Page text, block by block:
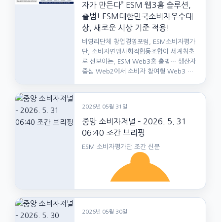
자가 만든다” ESM 웹3홈 솔루션,
출범! ESM대한민국소비자우수대
상, 새로운 시상 기준 적용!
비영리단체 창업경영포럼, ESM소비자평가
단, 소비자연맹사회적협동조합이 세계최초
로 선보이는, ESM Web3홈 출범… 생산자
중심 Web2에서 소비자 참여형 Web3 시
2026년 05월 31일
중앙 소비자저널 – 2026. 5. 31
06:40 조간 브리핑
ESM 소비자평가단 조간 신문
2026년 05월 30일